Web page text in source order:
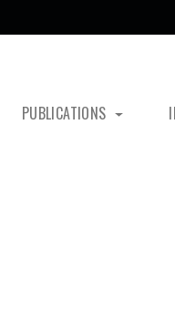
PUBLICATIONS